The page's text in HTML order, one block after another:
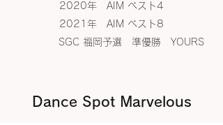
2020年 AIM ベスト4
2021年 AIM ベスト8
SGC 福岡予選 準優勝 YOURS
Dance Spot Marvelous